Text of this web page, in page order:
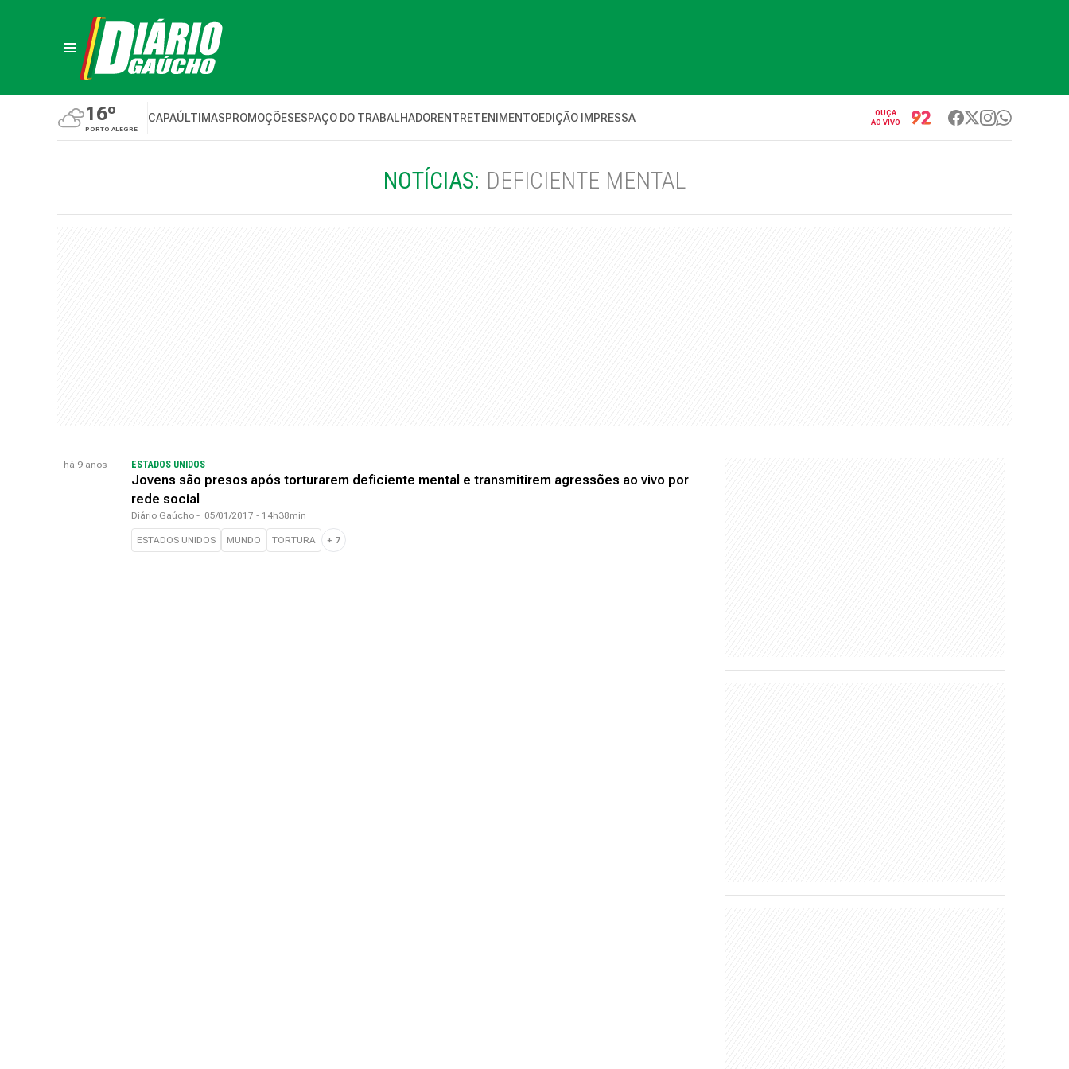
16º
PORTO ALEGRE
CAPAÚLTIMASPROMOÇÕESESPAÇO DO TRABALHADORENTRETENIMENTOEDIÇÃO IMPRESSA
OUÇA
AO VIVO
NOTÍCIAS: DEFICIENTE MENTAL
há 9 anos ESTADOS UNIDOS
Jovens são presos após torturarem deficiente mental e transmitirem agressões ao vivo por
rede social
Diário Gaúcho - 05/01/2017 - 14h38min
ESTADOS UNIDOS MUNDO TORTURA + 7